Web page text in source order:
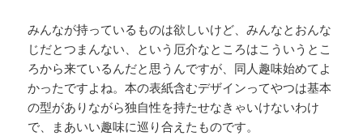
みんなが持っているものは欲しいけど、みんなとおんな
じだとつまんない、という厄介なところはこういうとこ
ろから来ているんだと思うんですが、同人趣味始めてよ
かったですよね。本の表紙含むデザインってやつは基本
の型がありながら独自性を持たせなきゃいけないわけ
で、まあいい趣味に巡り合えたものです。